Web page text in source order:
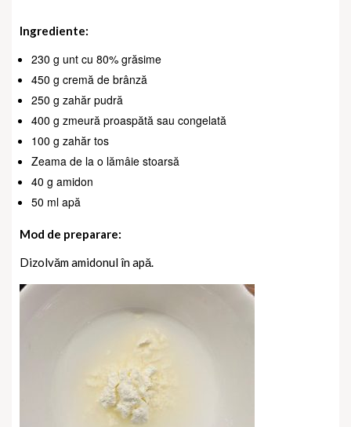
Ingrediente:
230 g unt cu 80% grăsime
450 g cremă de brânză
250 g zahăr pudră
400 g zmeură proaspătă sau congelată
100 g zahăr tos
Zeama de la o lămâie stoarsă
40 g amidon
50 ml apă
Mod de preparare:
Dizolvăm amidonul în apă.